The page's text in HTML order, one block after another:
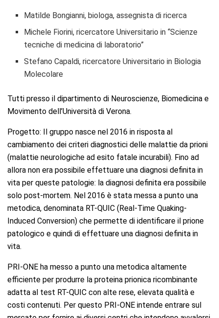
Matilde Bongianni, biologa, assegnista di ricerca
Michele Fiorini, ricercatore Universitario in “Scienze
tecniche di medicina di laboratorio”
Stefano Capaldi, ricercatore Universitario in Biologia
Molecolare
Tutti presso il dipartimento di Neuroscienze, Biomedicina e
Movimento dell’Università di Verona.
Progetto: Il gruppo nasce nel 2016 in risposta al
cambiamento dei criteri diagnostici delle malattie da prioni
(malattie neurologiche ad esito fatale incurabili). Fino ad
allora non era possibile effettuare una diagnosi definita in
vita per queste patologie: la diagnosi definita era possibile
solo post-mortem. Nel 2016 è stata messa a punto una
metodica, denominata RT-QUIC (Real-Time Quaking-
Induced Conversion) che permette di identificare il prione
patologico e quindi di effettuare una diagnosi definita in
vita.
PRI-ONE ha messo a punto una metodica altamente
efficiente per produrre la proteina prionica ricombinante
adatta al test RT-QUIC con alte rese, elevata qualità e
costi contenuti. Per questo PRI-ONE intende entrare sul